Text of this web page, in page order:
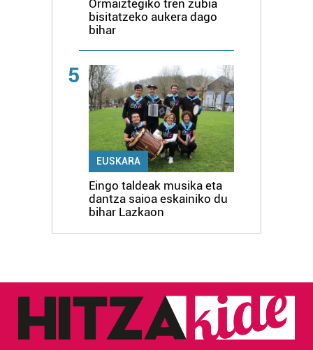
Ormaiztegiko tren zubia
bisitatzeko aukera dago
bihar
5
EUSKARA
Eingo taldeak musika eta
dantza saioa eskainiko du
bihar Lazkaon